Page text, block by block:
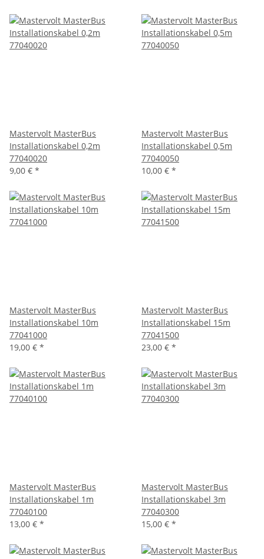
Mastervolt MasterBus
Installationskabel 0,2m
77040020
9,00 € *
Mastervolt MasterBus
Installationskabel 0,5m
77040050
10,00 € *
Mastervolt MasterBus
Installationskabel 10m
77041000
19,00 € *
Mastervolt MasterBus
Installationskabel 15m
77041500
23,00 € *
Mastervolt MasterBus
Installationskabel 1m
77040100
13,00 € *
Mastervolt MasterBus
Installationskabel 3m
77040300
15,00 € *